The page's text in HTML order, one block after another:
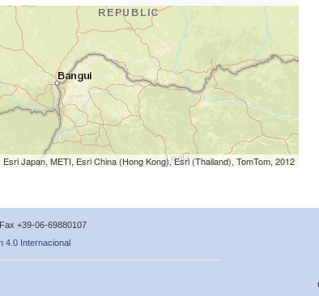
Japan, METI, Esri China (Hong Kong), Esri (Thailand), TomTom, 2012
+39-06-69880107
4.0 Internacional